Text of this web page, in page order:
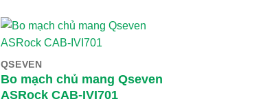
QSEVEN
Bo mạch chủ mang Qseven
ASRock CAB-IVI701